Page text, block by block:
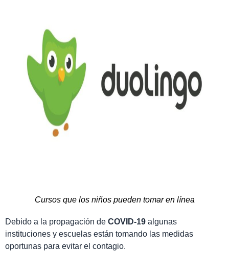
Cursos que los niños pueden tomar en línea
Debido a la propagación de COVID-19 algunas
instituciones y escuelas están tomando las medidas
oportunas para evitar el contagio.